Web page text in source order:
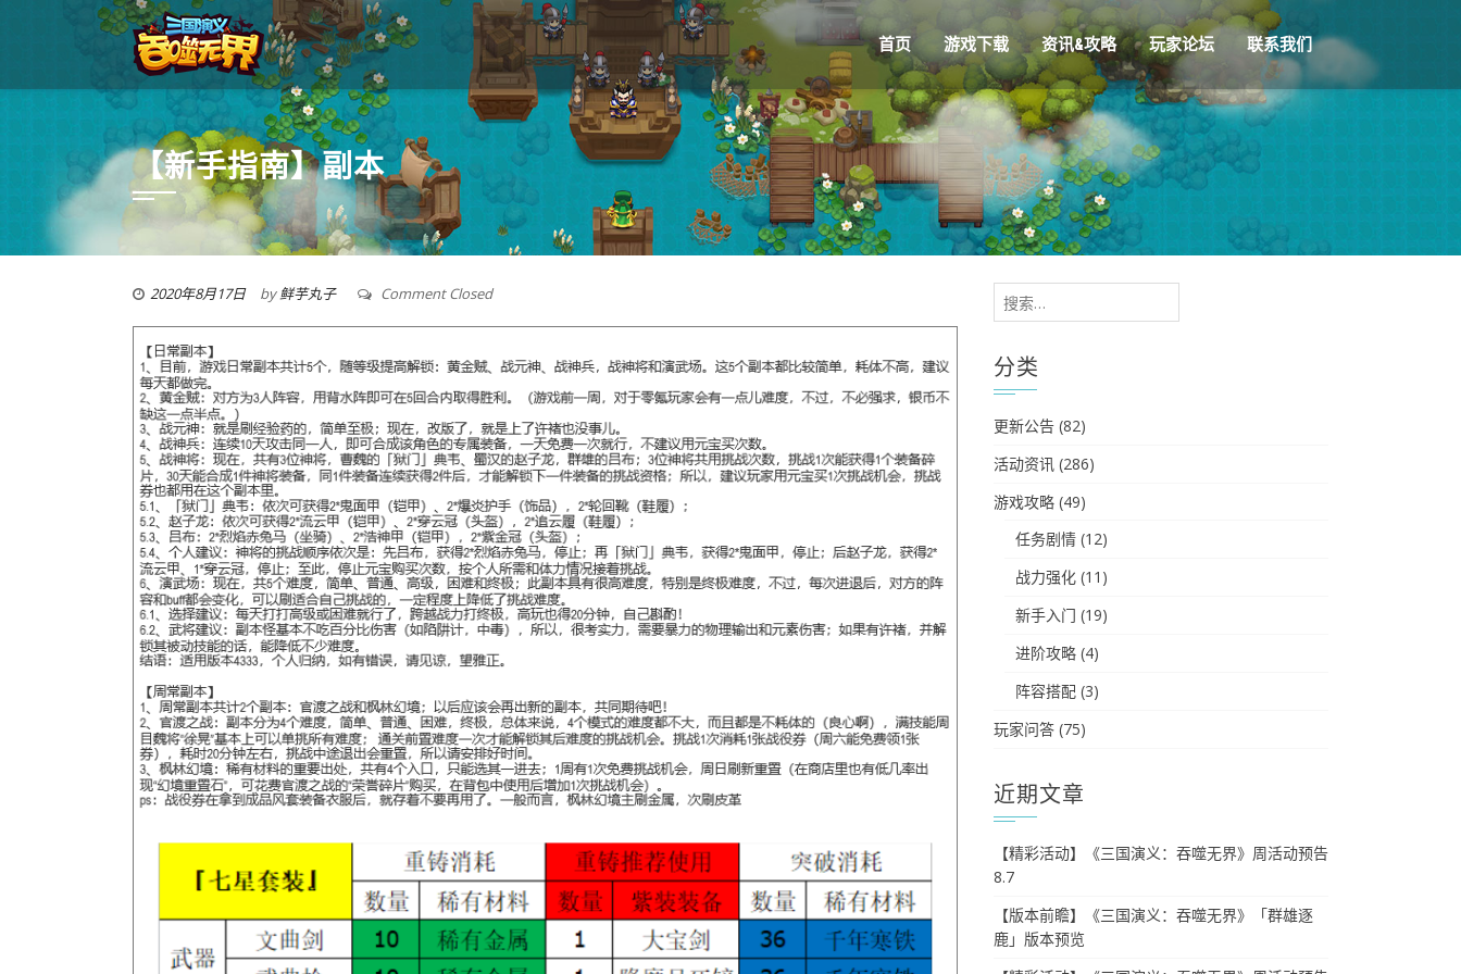
首页 游戏下载 资讯&攻略 玩家论坛 联系我们
【新手指南】副本
2020年8月17日 by鲜芋丸子 Comment Closed
搜
索：
分类
更新公告 (82)
活动资讯 (286)
游戏攻略 (49)
任务剧情 (12)
战力强化 (11)
新手入门 (19)
进阶攻略 (4)
阵容搭配 (3)
玩家问答 (75)
近期文章
【精彩活动】《三国演义：吞噬无界》周活动预告
8.7
【版本前瞻】《三国演义：吞噬无界》「群雄逐
鹿」版本预览